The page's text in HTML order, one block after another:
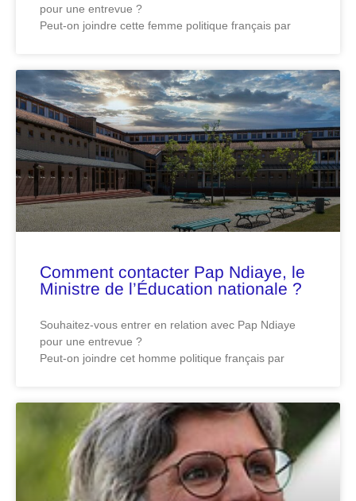
pour une entrevue ?
Peut-on joindre cette femme politique français par
Comment contacter Pap Ndiaye, le
Ministre de l’Éducation nationale ?
Souhaitez-vous entrer en relation avec Pap Ndiaye
pour une entrevue ?
Peut-on joindre cet homme politique français par